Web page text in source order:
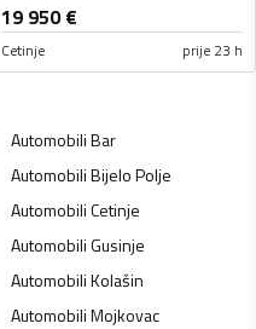
19 950€
Cetinje prije 23 h
AutomobiliBar
AutomobiliBijelo Polje
AutomobiliCetinje
AutomobiliGusinje
AutomobiliKolašin
AutomobiliMojkovac